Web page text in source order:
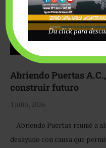
Abriendo Puertas
construir futuro
1 julio, 2026
Abriendo Puertas reunió a
desayuno con causa que
Da click para